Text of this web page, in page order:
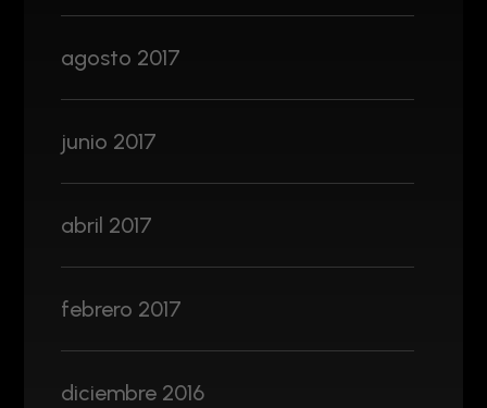
agosto 2017
junio 2017
abril 2017
febrero 2017
diciembre 2016